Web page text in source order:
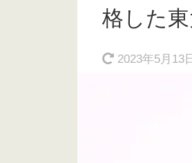
格した
2023年5月13